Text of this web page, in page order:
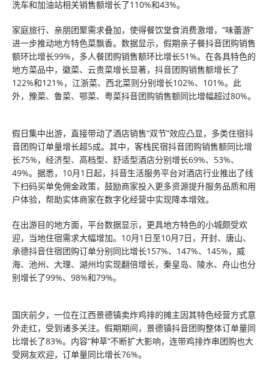
洗车和加油站相关销售额增长了110%和43%。
家庭旅行、亲朋团聚需求叠加，使得餐饮堂食消费激增，“味蕾游”
进一步推动地方特色菜飘香。数据显示，假期亲子餐抖音团购销售
额环比增长99%，多人餐团购销售额环比增长51%。在各具特色的
地方菜品中，徽菜、云贵菜增长显著，抖音团购销售额增长了
122%和121%，江浙菜、西北菜则分别增长102%、101%。此
外，豫菜、鲁菜、鄂菜、粤菜抖音团购销售额同比增幅超过80%。
假日集中出游，直接带动了酒店销售“双节”效应凸显，多类住宿抖
音团购订单量增长超5成。其中，客栈民宿抖音团购销售额同比增
长75%，经济型、高档型、舒适型酒店分别增长69%、53%、
49%。据悉，10月1日起，抖音生活服务平台对酒店行业推出了线
下扫码买单免佣金政策，鼓励商家投入更多资源提升服务品质和用
户体验，帮助实体商家在数字化经营中实现降本增效。
在出游目的地方面，平台数据显示，更具地方特色的小城颇受欢
迎，当地住宿需求大幅增加。10月1日至10月7日，开封、唐山、
承德抖音住宿团购订单分别同比增长157%、147%、145%，威
海、池州、大理、湖州均实现翻倍增长，秦皇岛、陵水、舟山也分
别增长了99%、98%和79%。
国庆前夕，一位在江西景德镇卖炸鸡排的摊主因其特色经营方式意
外走红，受到诸多关注。假期期间，景德镇抖音团购整体订单量同
比增长了83%。内容“种草”不断扩大影响，连带鸡排炸串团购也大
受网友欢迎，订单量同比增长76%。